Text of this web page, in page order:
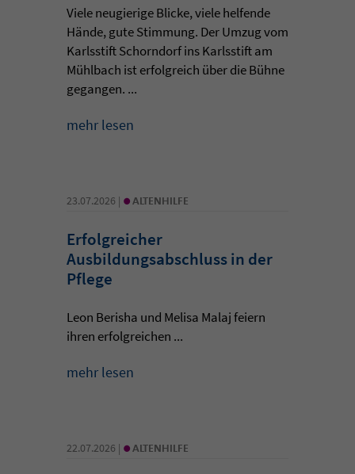
Viele neugierige Blicke, viele helfende
Hände, gute Stimmung. Der Umzug vom
Karlsstift Schorndorf ins Karlsstift am
Mühlbach ist erfolgreich über die Bühne
gegangen. ...
mehr lesen
23.07.2026 | • ALTENHILFE
Erfolgreicher
Ausbildungsabschluss in der
Pflege
Leon Berisha und Melisa Malaj feiern
ihren erfolgreichen ...
mehr lesen
22.07.2026 | • ALTENHILFE